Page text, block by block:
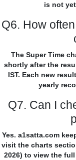
is not
Q6. How
The Super Time
shortly after the
IST. Each new
yearly
Q7. Can I
Yes. a1satta.com
visit the charts
2026) to view the